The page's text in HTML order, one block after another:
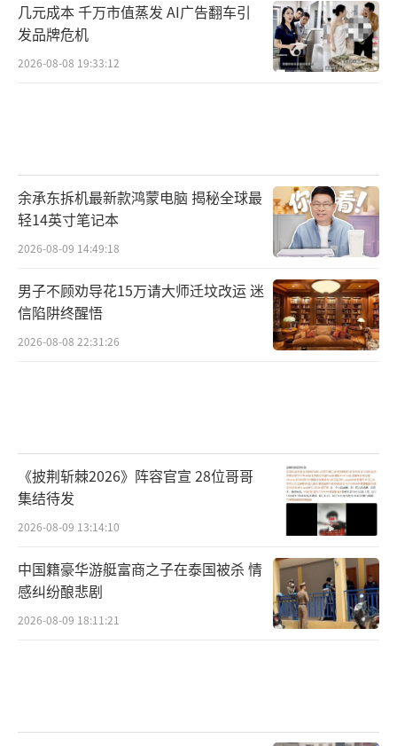
几元成本 千万市值蒸发 AI广告翻车引
发品牌危机
2026-08-08 19:33:12
余承东拆机最新款鸿蒙电脑 揭秘全球最
轻14英寸笔记本
2026-08-09 14:49:18
男子不顾劝导花15万请大师迁坟改运 迷
信陷阱终醒悟
2026-08-08 22:31:26
《披荆斩棘2026》阵容官宣 28位哥哥
集结待发
2026-08-09 13:14:10
中国籍豪华游艇富商之子在泰国被杀 情
感纠纷酿悲剧
2026-08-09 18:11:21